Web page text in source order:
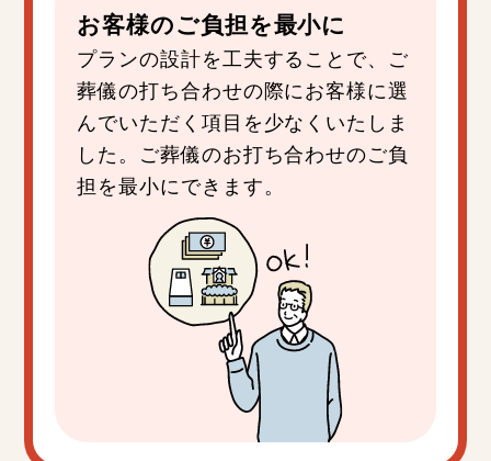
お客様のご負担を最小に
プランの設計を工夫することで、ご
葬儀の打ち合わせの際にお客様に選
んでいただく項目を少なくいたしま
した。ご葬儀のお打ち合わせのご負
担を最小にできます。